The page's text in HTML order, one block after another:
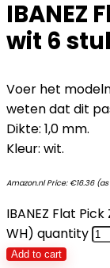
IBANEZ
wit 6
Voer het
weten dat dit
Dikte: 1,0 mm.
Kleur: wit.
Amazon.nl Price: €16.36(as
IBANEZ Flat
WH) quantity
Add to cart